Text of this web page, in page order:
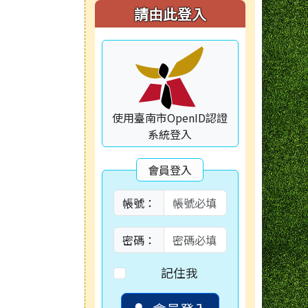
右邊區域內容
請由此登入
使用臺南市OpenID認證
系統登入
會員登入
帳號：
密碼：
記住我